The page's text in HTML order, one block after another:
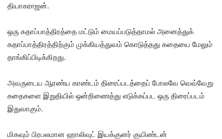
தியாகராஜன்.
ஒரு கதாப்பாத்திரத்தை மட்டும் மையப்படுத்தாமல் அனைத்துக்
கதாப்பாத்திரத்திற்கும் முக்கியத்துவம் கொடுத்தது கதையை மேலும்
தாங்கிப்பிடிக்கிறது.
அவருடைய ஆரண்ய காண்டம் திரைப்படத்தைப் போலவே வெவ்வேறு
கதைகளை இறுதியில் ஒன்றிணைத்து எடுக்கப்பட ஒரு திரைப்படம்
இதுவாகும்.
மிகவும் பிரபலமான ஹாலிவுட் இயக்குனர் குயிண்டன்